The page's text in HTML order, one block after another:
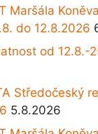
Maršála
do 12.8.2026
od 12.8.-
Středočeský
5.8.2026